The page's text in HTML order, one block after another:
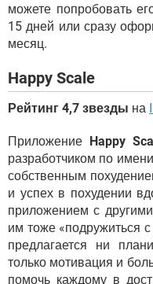
можете попробовать
15 дней или сразу
месяц.
Happy Scale
Рейтинг 4,7 звезды на
Приложение Happy
разработчиком по
собственным
и успех в похудении
приложением с
им тоже «подружиться
предлагается ни
только мотивация и
помочь каждому в